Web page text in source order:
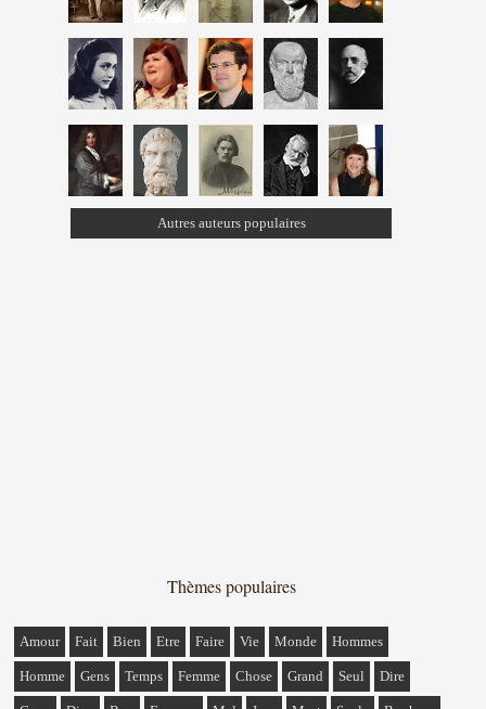
Autres auteurs populaires
Thèmes populaires
Amour Fait Bien Etre Faire Vie Monde Hommes
Homme Gens Temps Femme Chose Grand Seul Dire